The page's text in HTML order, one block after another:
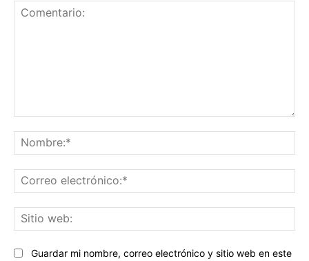
Guardar mi nombre, correo electrónico y sitio web en este